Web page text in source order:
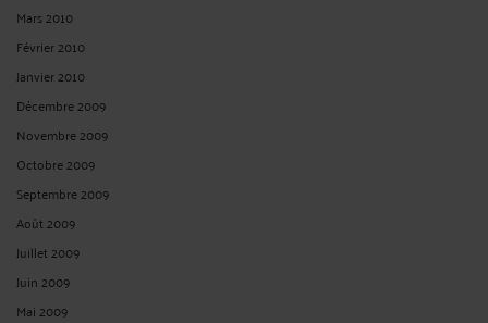
Mars 2010
Février 2010
Janvier 2010
Décembre 2009
Novembre 2009
Octobre 2009
Septembre 2009
Août 2009
Juillet 2009
Juin 2009
Mai 2009